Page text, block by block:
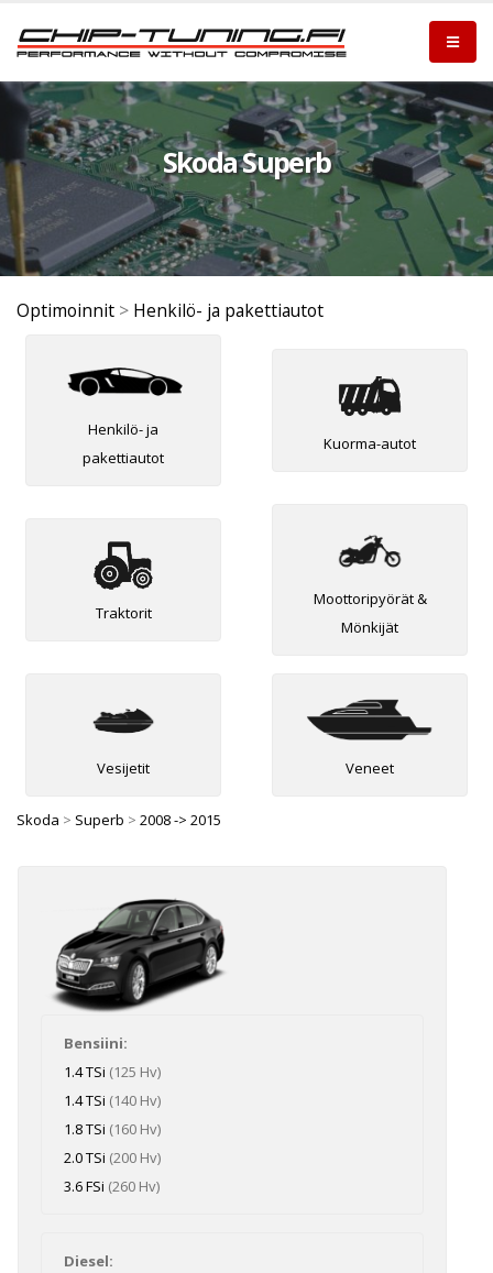
Skoda Superb
Optimoinnit > Henkilö- ja pakettiautot
Henkilö- ja
pakettiautot
Kuorma-autot
Traktorit
Moottoripyörät &
Mönkijät
Vesijetit Veneet
Skoda > Superb > 2008 -> 2015
Bensiini:
1.4 TSi (125 Hv)
1.4 TSi (140 Hv)
1.8 TSi (160 Hv)
2.0 TSi (200 Hv)
3.6 FSi (260 Hv)
Diesel: